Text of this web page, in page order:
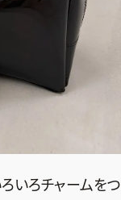
販いろチャームをつ